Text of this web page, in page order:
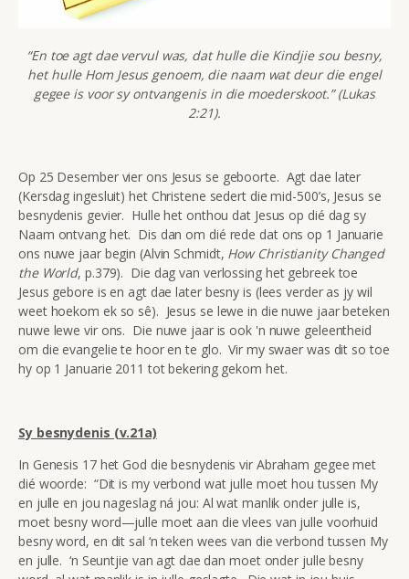
“En toe agt dae vervul was, dat hulle die Kindjie sou besny,
het hulle Hom Jesus genoem, die naam wat deur die engel
gegee is voor sy ontvangenis in die moederskoot.” (Lukas
2:21).
Op 25 Desember vier ons Jesus se geboorte. Agt dae later
(Kersdag ingesluit) het Christene sedert die mid-500’s, Jesus se
besnydenis gevier. Hulle het onthou dat Jesus op dié dag sy
Naam ontvang het. Dis dan om dié rede dat ons op 1 Januarie
ons nuwe jaar begin (Alvin Schmidt, How Christianity Changed
the World, p.379). Die dag van verlossing het gebreek toe
Jesus gebore is en agt dae later besny is (lees verder as jy wil
weet hoekom ek so sê). Jesus se lewe in die nuwe jaar beteken
nuwe lewe vir ons. Die nuwe jaar is ook 'n nuwe geleentheid
om die evangelie te hoor en te glo. Vir my swaer was dit so toe
hy op 1 Januarie 2011 tot bekering gekom het.
Sy besnydenis (v.21a)
In Genesis 17 het God die besnydenis vir Abraham gegee met
dié woorde: “Dit is my verbond wat julle moet hou tussen My
en julle en jou nageslag ná jou: Al wat manlik onder julle is,
moet besny word—julle moet aan die vlees van julle voorhuid
besny word, en dit sal ‘n teken wees van die verbond tussen My
en julle. ‘n Seuntjie van agt dae dan moet onder julle besny